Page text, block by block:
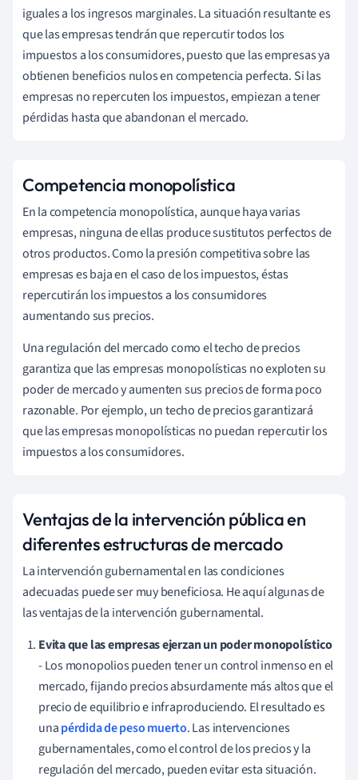
iguales a los ingresos marginales. La situación resultante es
que las empresas tendrán que repercutir todos los
impuestos a los consumidores, puesto que las empresas ya
obtienen beneficios nulos en competencia perfecta. Si las
empresas no repercuten los impuestos, empiezan a tener
pérdidas hasta que abandonan el mercado.
Competencia monopolística
En la competencia monopolística, aunque haya varias
empresas, ninguna de ellas produce sustitutos perfectos de
otros productos. Como la presión competitiva sobre las
empresas es baja en el caso de los impuestos, éstas
repercutirán los impuestos a los consumidores
aumentando sus precios.
Una regulación del mercado como el techo de precios
garantiza que las empresas monopolísticas no exploten su
poder de mercado y aumenten sus precios de forma poco
razonable. Por ejemplo, un techo de precios garantizará
que las empresas monopolísticas no puedan repercutir los
impuestos a los consumidores.
Ventajas de la intervención pública en
diferentes estructuras de mercado
La intervención gubernamental en las condiciones
adecuadas puede ser muy beneficiosa. He aquí algunas de
las ventajas de la intervención gubernamental.
Evita que las empresas ejerzan un poder monopolístico
- Los monopolios pueden tener un control inmenso en el
mercado, fijando precios absurdamente más altos que el
precio de equilibrio e infraproduciendo. El resultado es
unapérdida de peso muerto. Las intervenciones
gubernamentales, como el control de los precios y la
regulación del mercado, pueden evitar esta situación.